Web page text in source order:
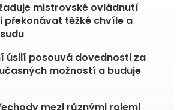
mistrovské ovládnutí
překonávat těžké chvíle a
úsilí posouvá dovednosti za
možností a buduje